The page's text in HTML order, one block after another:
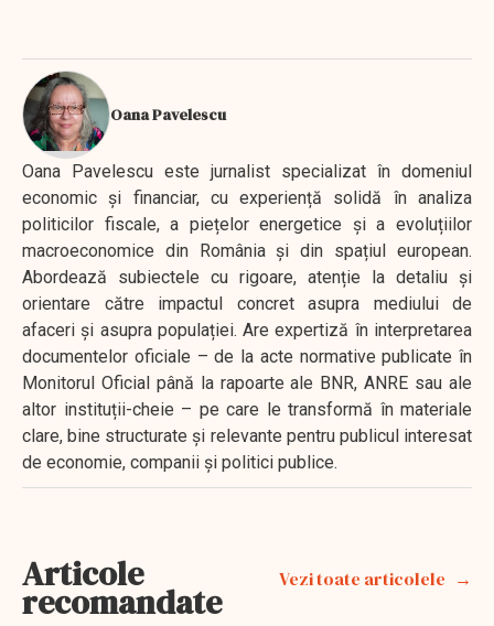
Oana Pavelescu
Oana Pavelescu este jurnalist specializat în domeniul
economic și financiar, cu experiență solidă în analiza
politicilor fiscale, a piețelor energetice și a evoluțiilor
macroeconomice din România și din spațiul european.
Abordează subiectele cu rigoare, atenție la detaliu și
orientare către impactul concret asupra mediului de
afaceri și asupra populației. Are expertiză în interpretarea
documentelor oficiale – de la acte normative publicate în
Monitorul Oficial până la rapoarte ale BNR, ANRE sau ale
altor instituții-cheie – pe care le transformă în materiale
clare, bine structurate și relevante pentru publicul interesat
de economie, companii și politici publice.
Articole
recomandate
Vezi toate articolele